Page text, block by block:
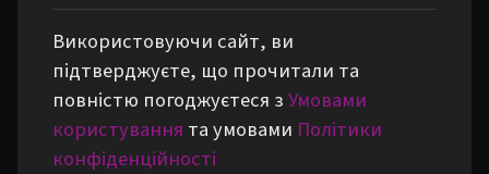
Використовуючи сайт, ви
підтверджуєте, що прочитали та
повністю погоджуєтеся зУмовами
користування та умовами Політики
конфіденційності